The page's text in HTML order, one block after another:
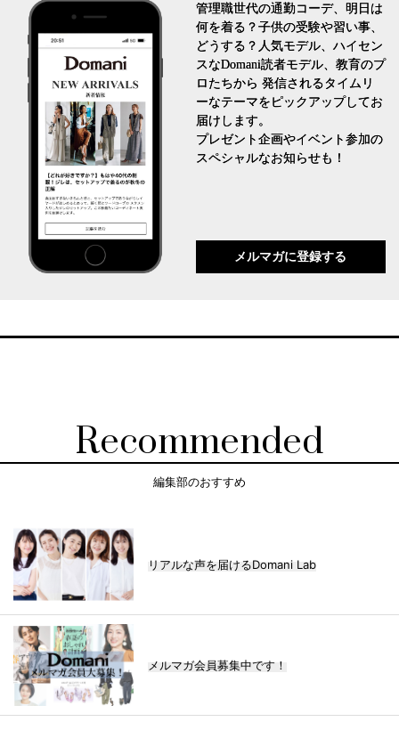
管理職世代の通勤コーデ、明日は
何を着る？子供の受験や習い事、
どうする？人気モデル、ハイセン
スなDomani読者モデル、教育のプ
ロたちから 発信されるタイムリ
ーなテーマをピックアップしてお
届けします。
プレゼント企画やイベント参加の
スペシャルなお知らせも！
メルマガに登録する
Recommended
編集部のおすすめ
リアルな声を届けるDomani Lab
メルマガ会員募集中です！